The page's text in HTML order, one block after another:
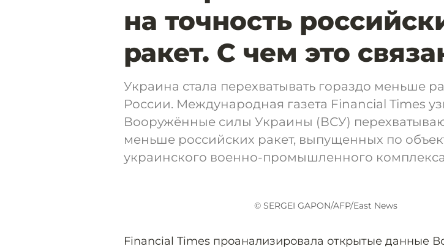
на точность
ракет. С чем это
Украина стала перехватывать гораздо меньше
России. Международная газета Financial Times
Вооружённые силы Украины (ВСУ)
меньше российских ракет, выпущенных по
украинского военно-промышленного
© SERGEI GAPON/AFP/East News
Financial Times проанализировала открытые данные